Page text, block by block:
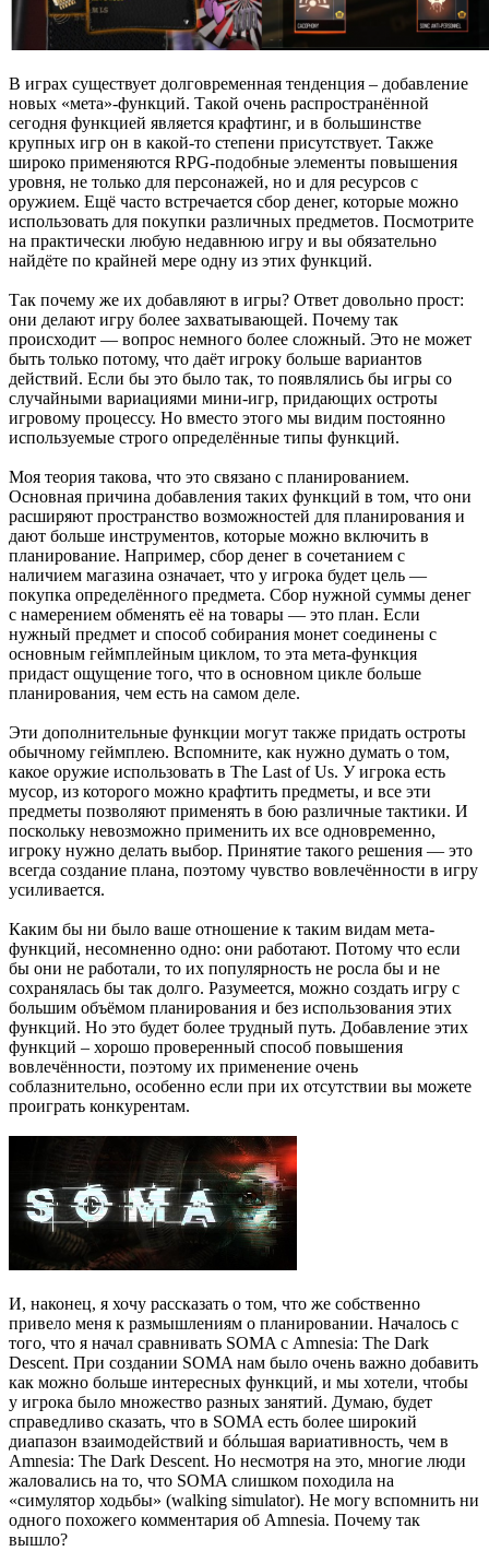
В играх существует долговременная тенденция – добавление
новых «мета»-функций. Такой очень распространённой
сегодня функцией является крафтинг, и в большинстве
крупных игр он в какой-то степени присутствует. Также
широко применяются RPG-подобные элементы повышения
уровня, не только для персонажей, но и для ресурсов с
оружием. Ещё часто встречается сбор денег, которые можно
использовать для покупки различных предметов. Посмотрите
на практически любую недавнюю игру и вы обязательно
найдёте по крайней мере одну из этих функций.
Так почему же их добавляют в игры? Ответ довольно прост:
они делают игру более захватывающей. Почему так
происходит — вопрос немного более сложный. Это не может
быть только потому, что даёт игроку больше вариантов
действий. Если бы это было так, то появлялись бы игры со
случайными вариациями мини-игр, придающих остроты
игровому процессу. Но вместо этого мы видим постоянно
используемые строго определённые типы функций.
Моя теория такова, что это связано с планированием.
Основная причина добавления таких функций в том, что они
расширяют пространство возможностей для планирования и
дают больше инструментов, которые можно включить в
планирование. Например, сбор денег в сочетанием с
наличием магазина означает, что у игрока будет цель —
покупка определённого предмета. Сбор нужной суммы денег
с намерением обменять её на товары — это план. Если
нужный предмет и способ собирания монет соединены с
основным геймплейным циклом, то эта мета-функция
придаст ощущение того, что в основном цикле больше
планирования, чем есть на самом деле.
Эти дополнительные функции могут также придать остроты
обычному геймплею. Вспомните, как нужно думать о том,
какое оружие использовать в The Last of Us. У игрока есть
мусор, из которого можно крафтить предметы, и все эти
предметы позволяют применять в бою различные тактики. И
поскольку невозможно применить их все одновременно,
игроку нужно делать выбор. Принятие такого решения — это
всегда создание плана, поэтому чувство вовлечённости в игру
усиливается.
Каким бы ни было ваше отношение к таким видам мета-
функций, несомненно одно: они работают. Потому что если
бы они не работали, то их популярность не росла бы и не
сохранялась бы так долго. Разумеется, можно создать игру с
большим объёмом планирования и без использования этих
функций. Но это будет более трудный путь. Добавление этих
функций – хорошо проверенный способ повышения
вовлечённости, поэтому их применение очень
соблазнительно, особенно если при их отсутствии вы можете
проиграть конкурентам.
И, наконец, я хочу рассказать о том, что же собственно
привело меня к размышлениям о планировании. Началось с
того, что я начал сравнивать SOMA с Amnesia: The Dark
Descent. При создании SOMA нам было очень важно добавить
как можно больше интересных функций, и мы хотели, чтобы
у игрока было множество разных занятий. Думаю, будет
справедливо сказать, что в SOMA есть более широкий
диапазон взаимодействий и бóльшая вариативность, чем в
Amnesia: The Dark Descent. Но несмотря на это, многие люди
жаловались на то, что SOMA слишком походила на
«симулятор ходьбы» (walking simulator). Не могу вспомнить ни
одного похожего комментария об Amnesia. Почему так
вышло?